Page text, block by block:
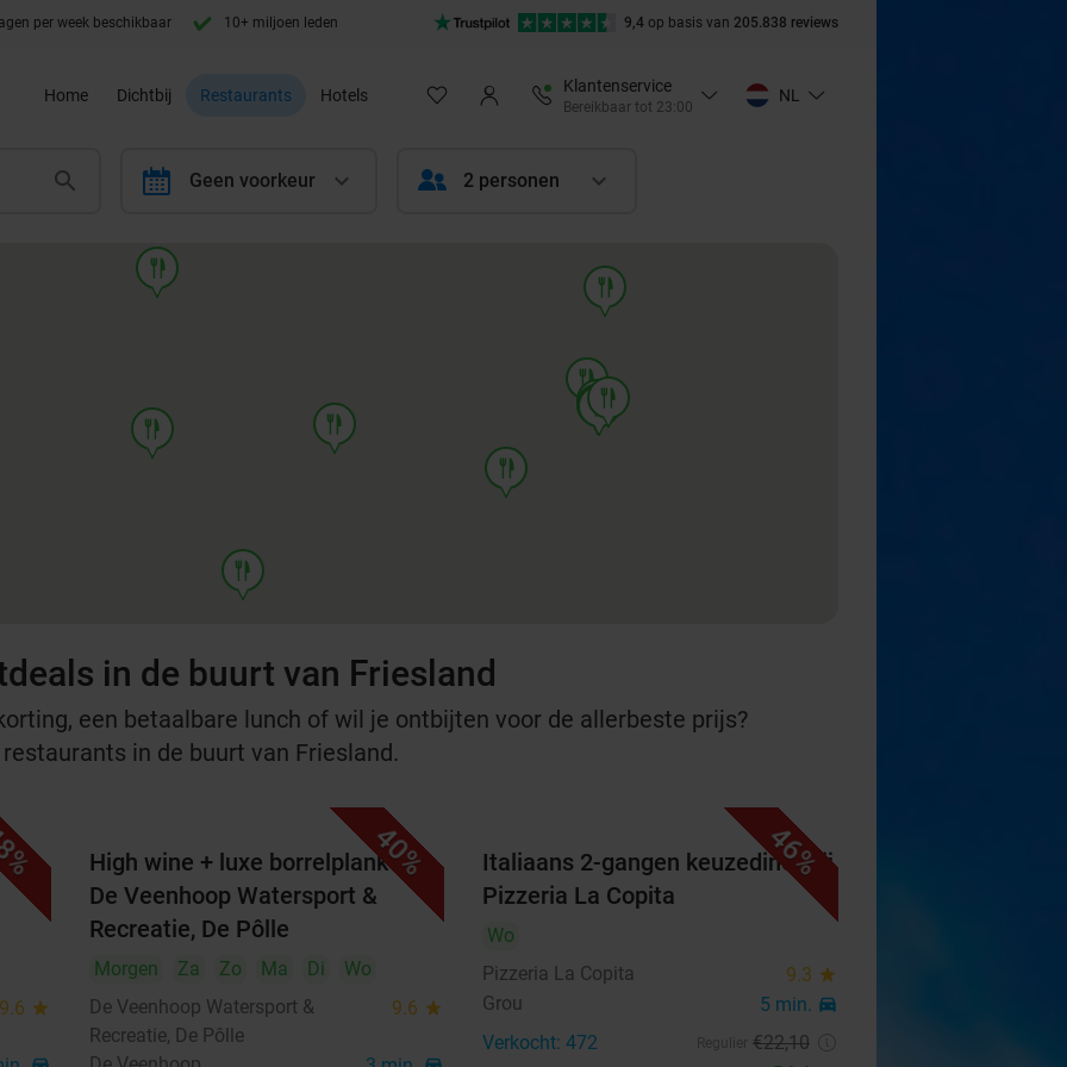
per week beschikbaar 10+ miljoen leden 9,4 op basis van 205.838 reviews
Home Dichtbij Restaurants Hotels
Klantenservice
Bereikbaar tot 23:00
NL
calendar Geen voorkeur 2 personen
food
food
food
food
food
food
food
food
food
food
food
food
in de buurt van Friesland
een betaalbare lunch of wil je ontbijten voor de allerbeste prijs?
in de buurt van Friesland.
9.6 star
40%
High wine + luxe borrelplank bij
De Veenhoop Watersport &
Recreatie, De Pôlle
Morgen Za Zo Ma Di
Wo
De Veenhoop Watersport &
Recreatie, De Pôlle
9.6 star
46%
Italiaans 2-gangen keuzediner bij
Pizzeria La Copita
Wo
Pizzeria La Copita
9.3 star
Grou 5 min. directions_car
Verkocht: 472 €22,10